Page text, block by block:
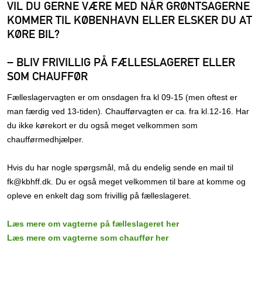
VIL DU GERNE VÆRE MED NÅR GRØNTSAGERNE
KOMMER TIL KØBENHAVN ELLER ELSKER DU AT
KØRE BIL?
– BLIV FRIVILLIG PÅ FÆLLESLAGERET ELLER
SOM CHAUFFØR
Fælleslagervagten er om onsdagen fra kl 09-15 (men oftest er
man færdig ved 13-tiden). Chaufførvagten er ca. fra kl.12-16. Har
du ikke kørekort er du også meget velkommen som
chaufførmedhjælper.
Hvis du har nogle spørgsmål, må du endelig sende en mail til
fk@kbhff.dk. Du er også meget velkommen til bare at komme og
opleve en enkelt dag som frivillig på fælleslageret.
Læs mere om vagterne på fælleslageret her
Læs mere om vagterne som chauffør her